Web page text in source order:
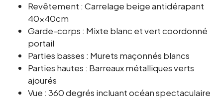
Revêtement : Carrelage beige antidérapant
40x40cm
Garde-corps : Mixte blanc et vert coordonné
portail
Parties basses : Murets maçonnés blancs
Parties hautes : Barreaux métalliques verts
ajourés
Vue : 360 degrés incluant océan spectaculaire